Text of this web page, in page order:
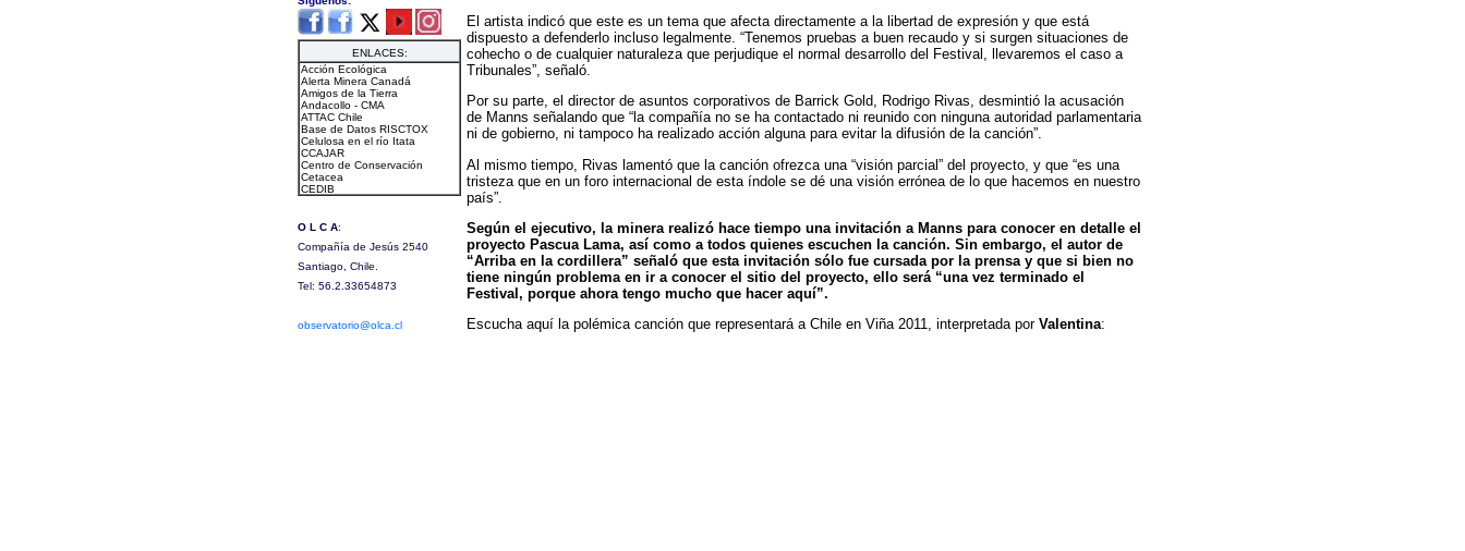
El artista indicó que este es un tema que afecta directamente a la libertad de expresión y que está
dispuesto a defenderlo incluso legalmente. “Tenemos pruebas a buen recaudo y si surgen situaciones de
cohecho o de cualquier naturaleza que perjudique el normal desarrollo del Festival, llevaremos el caso a
Tribunales”, señaló.
Por su parte, el director de asuntos corporativos de Barrick Gold, Rodrigo Rivas, desmintió la acusación
de Manns señalando que “la compañía no se ha contactado ni reunido con ninguna autoridad parlamentaria
ni de gobierno, ni tampoco ha realizado acción alguna para evitar la difusión de la canción”.
Al mismo tiempo, Rivas lamentó que la canción ofrezca una “visión parcial” del proyecto, y que “es una
tristeza que en un foro internacional de esta índole se dé una visión errónea de lo que hacemos en nuestro
país”.
Según el ejecutivo, la minera realizó hace tiempo una invitación a Manns para conocer en detalle el
proyecto Pascua Lama, así como a todos quienes escuchen la canción. Sin embargo, el autor de
“Arriba en la cordillera” señaló que esta invitación sólo fue cursada por la prensa y que si bien no
tiene ningún problema en ir a conocer el sitio del proyecto, ello será “una vez terminado el
Festival, porque ahora tengo mucho que hacer aquí”.
Escucha aquí la polémica canción que representará a Chile en Viña 2011, interpretada por Valentina: